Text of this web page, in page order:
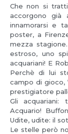
Che non si
accorgono già
innamorarsi e
poster, a
mezza
estroso, uno
acquariani! E
Perchè di lui
campo di gioco,
prestigiatore
Gli acquariani:
Acquario!
Udite, udite: il
Le stelle però